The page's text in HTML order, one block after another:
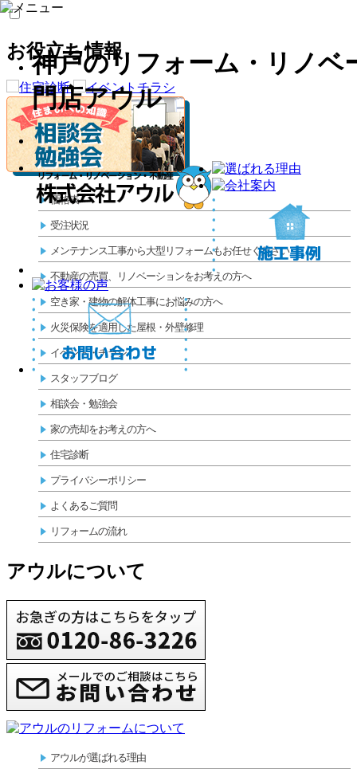
神戸のリフォーム・リノベ
門店アウル
お役立ち情報
価格表
受注状況
メンテナンス工事から大型リフォームもお任せください
不動産の売買、リノベーションをお考えの方へ
空き家・建物の解体工事にお悩みの方へ
火災保険を適用した屋根・外壁修理
イベント・チラシ
スタッフブログ
相談会・勉強会
家の売却をお考えの方へ
住宅診断
プライバシーポリシー
よくあるご質問
リフォームの流れ
アウルについて
アウルが選ばれる理由